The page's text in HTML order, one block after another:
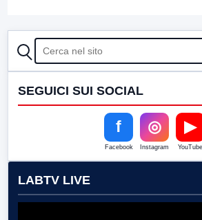
CERCA
SEGUICI SUI SOCIAL
f
Facebook
◎
Instagram
▶
YouTube
LABTV LIVE